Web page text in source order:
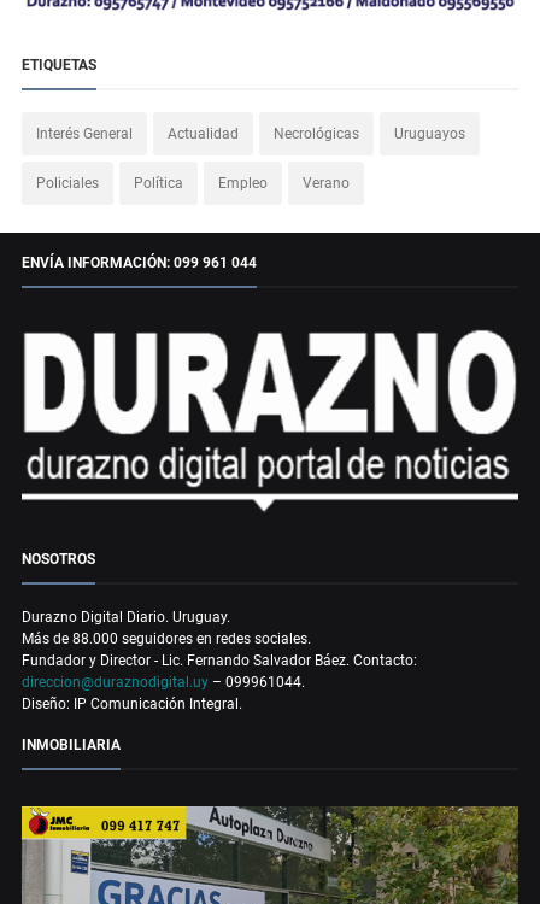
ETIQUETAS
Interés General Actualidad Necrológicas Uruguayos
Policiales Política Empleo Verano
ENVÍA INFORMACIÓN: 099 961 044
NOSOTROS
Durazno Digital Diario. Uruguay.
Más de 88.000 seguidores en redes sociales.
Fundador y Director - Lic. Fernando Salvador Báez. Contacto:
direccion@duraznodigital.uy – 099961044.
Diseño: IP Comunicación Integral.
INMOBILIARIA